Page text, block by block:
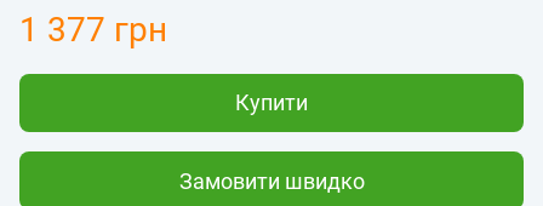
1 377 грн
Купити
Замовити швидко